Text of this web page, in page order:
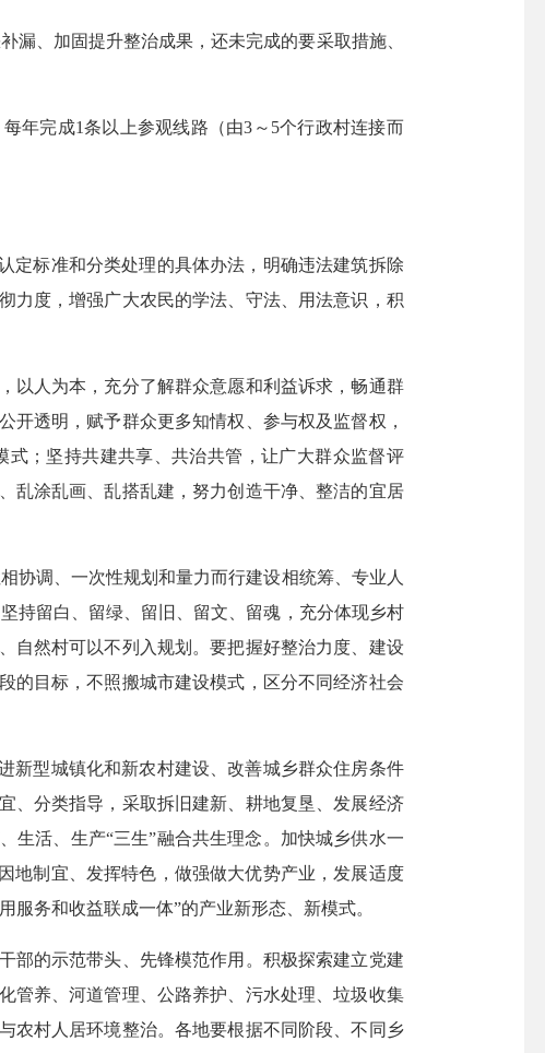
、加固提升整治成果，还未完成的要采取措施、
年完成1条以上参观线路（由3～5个行政村连接而
标准和分类处理的具体办法，明确违法建筑拆除
力度，增强广大农民的学法、守法、用法意识，积
人为本，充分了解群众意愿和利益诉求，畅通群
透明，赋予群众更多知情权、参与权及监督权，
；坚持共建共享、共治共管，让广大群众监督评
乱涂乱画、乱搭乱建，努力创造干净、整洁的宜居
调、一次性规划和量力而行建设相统筹、专业人
持留白、留绿、留旧、留文、留魂，充分体现乡村
自然村可以不列入规划。要把握好整治力度、建设
的目标，不照搬城市建设模式，区分不同经济社会
型城镇化和新农村建设、改善城乡群众住房条件
、分类指导，采取拆旧建新、耕地复垦、发展经济
生活、生产“三生”融合共生理念。加快城乡供水一
地制宜、发挥特色，做强做大优势产业，发展适度
务和收益联成一体”的产业新形态、新模式。
的示范带头、先锋模范作用。积极探索建立党建
管养、河道管理、公路养护、污水处理、垃圾收集
农村人居环境整治。各地要根据不同阶段、不同乡